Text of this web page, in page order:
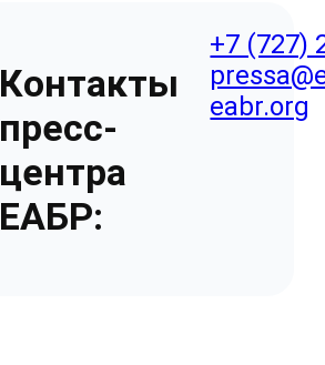
Контакты
пресс-
центра
ЕАБР:
+7 (727)
eabr.org